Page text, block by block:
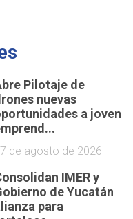
Pilotaje de
nuevas
a joven
de agosto de 2026
IMER y
de Yucatán
para